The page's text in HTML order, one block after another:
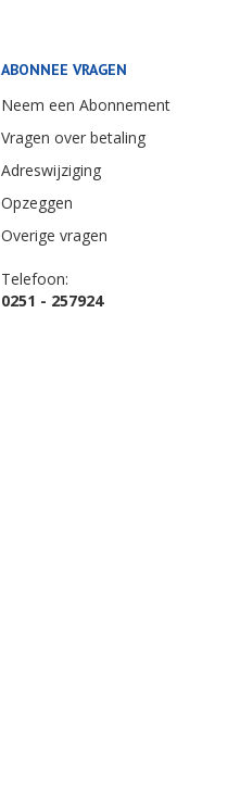
ABONNEE VRAGEN
Neem een Abonnement
Vragen over betaling
Adreswijziging
Opzeggen
Overige vragen
Telefoon:
0251 - 257924